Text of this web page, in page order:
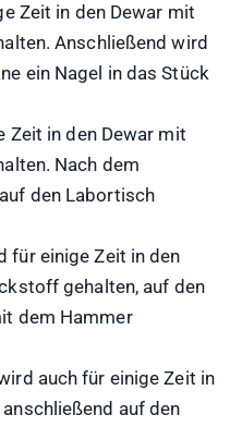
Zeit in den Dewar mit
Anschließend wird
ein Nagel in das Stück
Zeit in den Dewar mit
Nach dem
den Labortisch
für einige Zeit in den
gehalten, auf den
dem Hammer
auch für einige Zeit in
auf den